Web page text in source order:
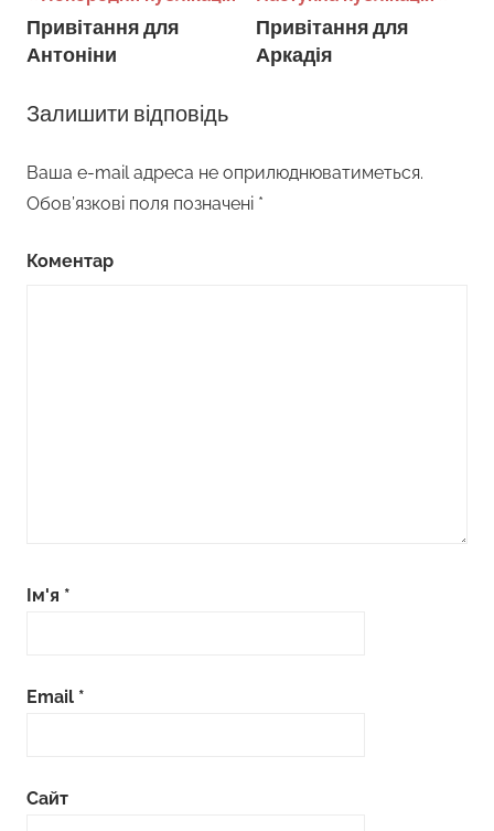
записів
Привітання для
Антоніни
Привітання для
Аркадія
Залишити відповідь
Ваша e-mail адреса не оприлюднюватиметься.
Обов’язкові поля позначені *
Коментар
Ім'я *
Email *
Сайт